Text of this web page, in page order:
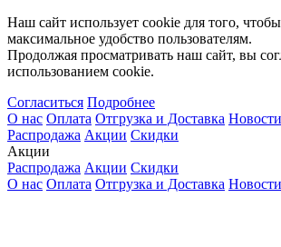
Наш сайт использует cookie для того,
максимальное удобство пользователям.
Продолжая просматривать наш сайт, вы
использованием cookie.
Согласиться Подробнее
О нас Оплата Отгрузка и Доставка Новости
Распродажа Акции Скидки
Акции
Распродажа Акции Скидки
О нас Оплата Отгрузка и Доставка Новости